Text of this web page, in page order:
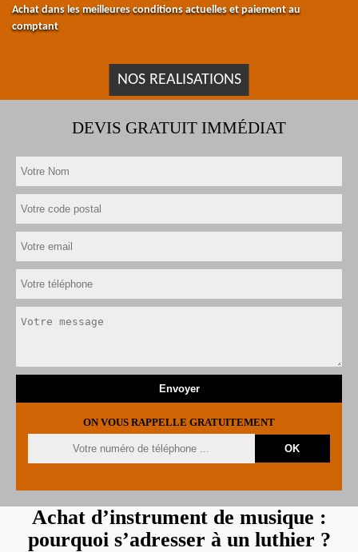
Achat dans les meilleures conditions actuelles et paiement au
comptant
NOS REALISATIONS
DEVIS GRATUIT IMMÉDIAT
ON VOUS RAPPELLE GRATUITEMENT
Achat d’instrument de musique :
pourquoi s’adresser à un luthier ?